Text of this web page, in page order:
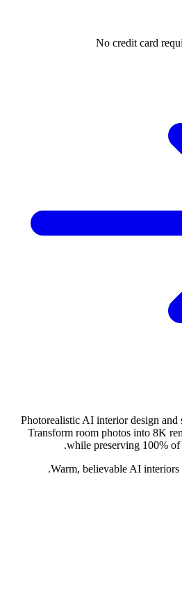
No credit card
Photorealistic AI interior design and
Transform room photos into 8K
while preserving 100% of
Warm, believable AI